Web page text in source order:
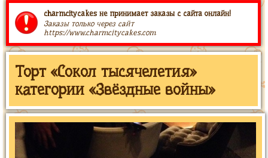
charmcitycakes не принимает заказы с сайта онлайн!
Заказы только через сайт
https://www.charmcitycakes.com
Торт «Сокол тысячелетия»
категории «Звёздные войны»